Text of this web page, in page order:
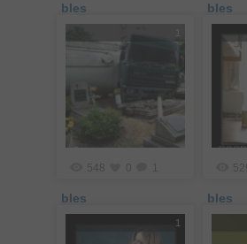
bles bles
548
bles bles
1